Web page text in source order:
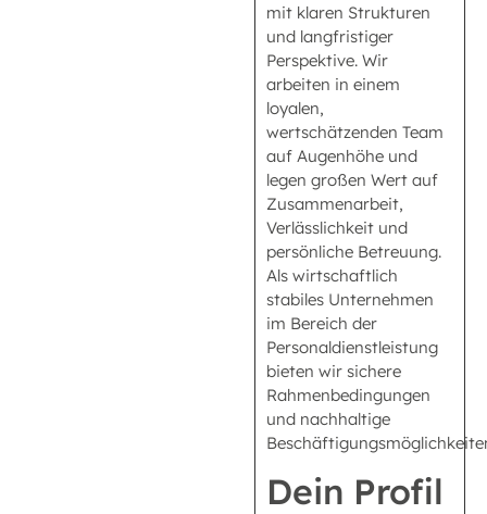
mit klaren Strukturen
und langfristiger
Perspektive. Wir
arbeiten in einem
loyalen,
wertschätzenden Team
auf Augenhöhe und
legen großen Wert auf
Zusammenarbeit,
Verlässlichkeit und
persönliche Betreuung.
Als wirtschaftlich
stabiles Unternehmen
im Bereich der
Personaldienstleistung
bieten wir sichere
Rahmenbedingungen
und nachhaltige
Dein Profil